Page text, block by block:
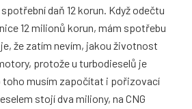
daň 12 korun. Když odečtu
12 milionů korun, mám spotřebu
že zatím nevím, jakou životnost
protože u turbodieselů je
toho musím započítat i pořizovací
stojí dva miliony, na CNG